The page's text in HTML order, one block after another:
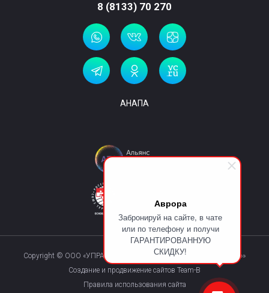
Аврора
Забронируй на сайте, в чате
или по телефону и получи
ГАРАНТИРОВАННУЮ
СКИДКУ!
8 (8133) 70 270
АНАПА
Copyright © ООО «УПРАВЛЯЮЩАЯ КОМПАНИЯ «КУРОРТМАКС»»
Создание и продвижение сайтов Team-B
Правила использования сайта